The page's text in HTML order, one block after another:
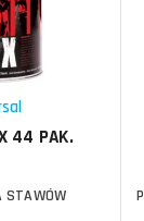
44 PAK.
STAWÓW